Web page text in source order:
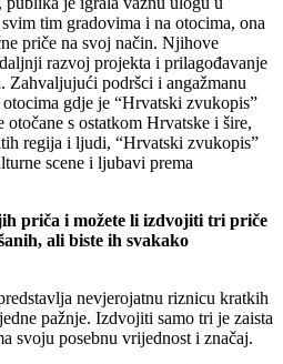
tim gradovima i na otocima, ona
priče na svoj način. Njihove
razvoj projekta i prilagođavanje
Zahvaljujući podršci i angažmanu
gdje je “Hrvatski zvukopis”
otočane s ostatkom Hrvatske i šire,
regija i ljudi, “Hrvatski zvukopis”
scene i ljubavi prema
priča i možete li izdvojiti tri priče
ali biste ih svakako
nevjerojatnu riznicu kratkih
pažnje. Izdvojiti samo tri je zaista
svoju posebnu vrijednost i značaj.